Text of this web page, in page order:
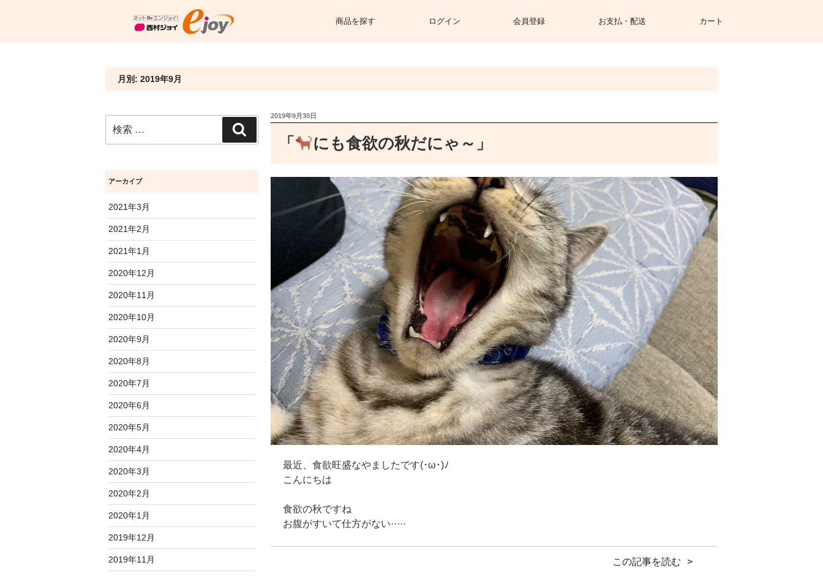
商品を探す ログイン 会員登録 お支払・配送 カート
月別: 2019年9月
投
稿
2019年9月30日
「 にも食欲の秋だにゃ～」
最近、食欲旺盛なやましたです(･ω･)ﾉ
こんにちは
食欲の秋ですね
お腹がすいて仕方がない·····
この記事を読む
索:
索
アーカイブ
2021年3月
2021年2月
2021年1月
2020年12月
2020年11月
2020年10月
2020年9月
2020年8月
2020年7月
2020年6月
2020年5月
2020年4月
2020年3月
2020年2月
2020年1月
2019年12月
2019年11月